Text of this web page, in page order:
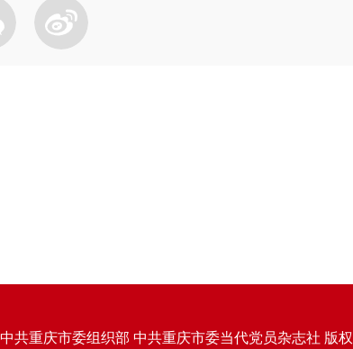
中共重庆市委组织部 中共重庆市委当代党员杂志社 版